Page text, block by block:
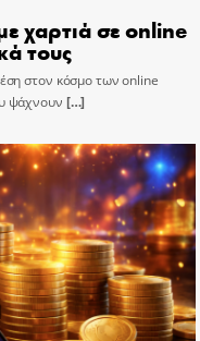
χαρτιά σε online
τους
στον κόσμο των online
ψάχνουν […]